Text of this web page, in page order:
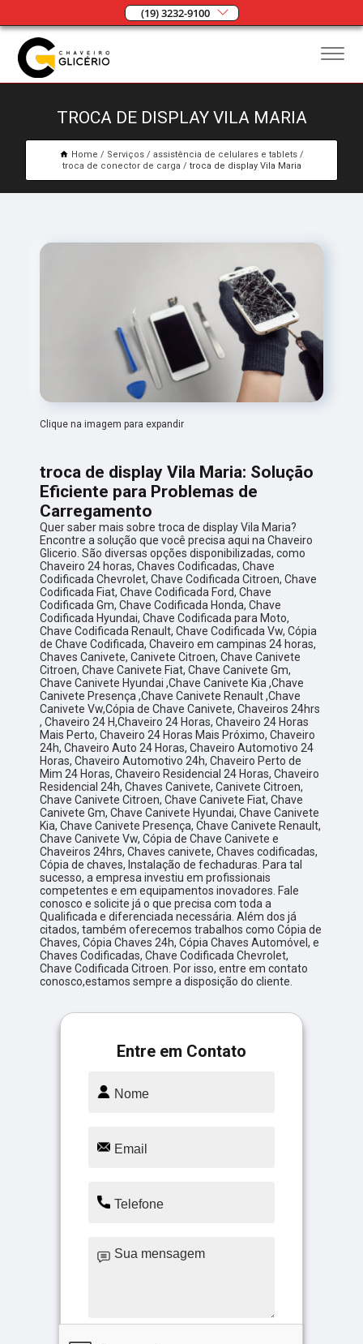
(19) 3232-9100
TROCA DE DISPLAY VILA MARIA
Home Serviços
assistência de celulares e tablets
troca de conector de carga
troca de display Vila Maria
Clique na imagem para expandir
troca de display Vila Maria: Solução
Eficiente para Problemas de
Carregamento
Quer saber mais sobre troca de display Vila Maria?
Encontre a solução que você precisa aqui na Chaveiro
Glicerio. São diversas opções disponibilizadas, como
Chaveiro 24 horas, Chaves Codificadas, Chave
Codificada Chevrolet, Chave Codificada Citroen, Chave
Codificada Fiat, Chave Codificada Ford, Chave
Codificada Gm, Chave Codificada Honda, Chave
Codificada Hyundai, Chave Codificada para Moto,
Chave Codificada Renault, Chave Codificada Vw, Cópia
de Chave Codificada, Chaveiro em campinas 24 horas,
Chaves Canivete, Canivete Citroen, Chave Canivete
Citroen, Chave Canivete Fiat, Chave Canivete Gm,
Chave Canivete Hyundai ,Chave Canivete Kia ,Chave
Canivete Presença ,Chave Canivete Renault ,Chave
Canivete Vw,Cópia de Chave Canivete, Chaveiros 24hrs
, Chaveiro 24 H,Chaveiro 24 Horas, Chaveiro 24 Horas
Mais Perto, Chaveiro 24 Horas Mais Próximo, Chaveiro
24h, Chaveiro Auto 24 Horas, Chaveiro Automotivo 24
Horas, Chaveiro Automotivo 24h, Chaveiro Perto de
Mim 24 Horas, Chaveiro Residencial 24 Horas, Chaveiro
Residencial 24h, Chaves Canivete, Canivete Citroen,
Chave Canivete Citroen, Chave Canivete Fiat, Chave
Canivete Gm, Chave Canivete Hyundai, Chave Canivete
Kia, Chave Canivete Presença, Chave Canivete Renault,
Chave Canivete Vw, Cópia de Chave Canivete e
Chaveiros 24hrs, Chaves canivete, Chaves codificadas,
Cópia de chaves, Instalação de fechaduras. Para tal
sucesso, a empresa investiu em profissionais
competentes e em equipamentos inovadores. Fale
conosco e solicite já o que precisa com toda a
Qualificada e diferenciada necessária. Além dos já
citados, também oferecemos trabalhos como Cópia de
Chaves, Cópia Chaves 24h, Cópia Chaves Automóvel, e
Chaves Codificadas, Chave Codificada Chevrolet,
Chave Codificada Citroen. Por isso, entre em contato
conosco,estamos sempre a disposição do cliente.
Entre em Contato